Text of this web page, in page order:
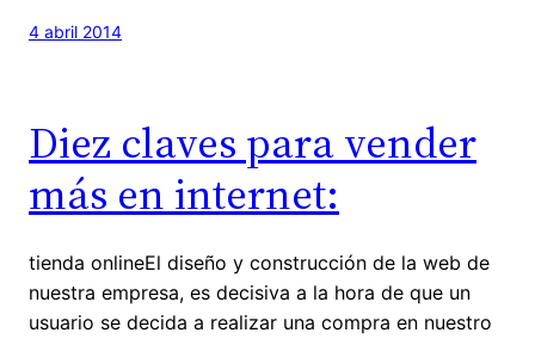
4 abril 2014
Diez claves para vender
más en internet:
tienda onlineEl diseño y construcción de la web de
nuestra empresa, es decisiva a la hora de que un
usuario se decida a realizar una compra en nuestro